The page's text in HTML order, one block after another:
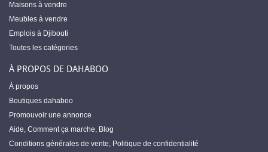
Maisons à vendre
Meubles à vendre
Emplois à Djibouti
Toutes les catégories
À PROPOS DE DAHABOO
À propos
Boutiques dahaboo
Promouvoir une annonce
Aide, Comment ça marche, Blog
Conditions générales de vente, Politique de confidentialité